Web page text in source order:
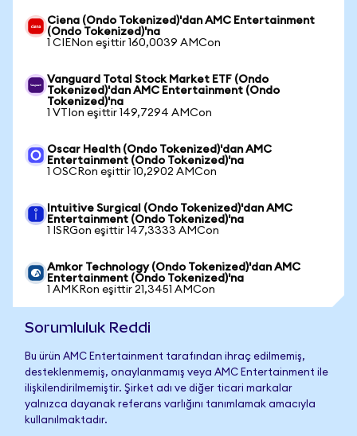
Ciena (Ondo Tokenized)'dan AMC Entertainment
(Ondo Tokenized)'na
1 CIENon eşittir 160,0039 AMCon
Vanguard Total Stock Market ETF (Ondo
Tokenized)'dan AMC Entertainment (Ondo
Tokenized)'na
1 VTIon eşittir 149,7294 AMCon
Oscar Health (Ondo Tokenized)'dan AMC
Entertainment (Ondo Tokenized)'na
1 OSCRon eşittir 10,2902 AMCon
Intuitive Surgical (Ondo Tokenized)'dan AMC
Entertainment (Ondo Tokenized)'na
1 ISRGon eşittir 147,3333 AMCon
Amkor Technology (Ondo Tokenized)'dan AMC
Entertainment (Ondo Tokenized)'na
1 AMKRon eşittir 21,3451 AMCon
Sorumluluk Reddi
Bu ürün AMC Entertainment tarafından ihraç edilmemiş,
desteklenmemiş, onaylanmamış veya AMC Entertainment ile
ilişkilendirilmemiştir. Şirket adı ve diğer ticari markalar
yalnızca dayanak referans varlığını tanımlamak amacıyla
kullanılmaktadır.